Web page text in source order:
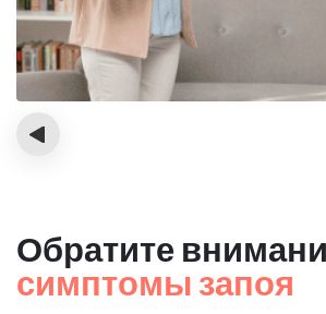
‹
Обратите
симптомы запоя